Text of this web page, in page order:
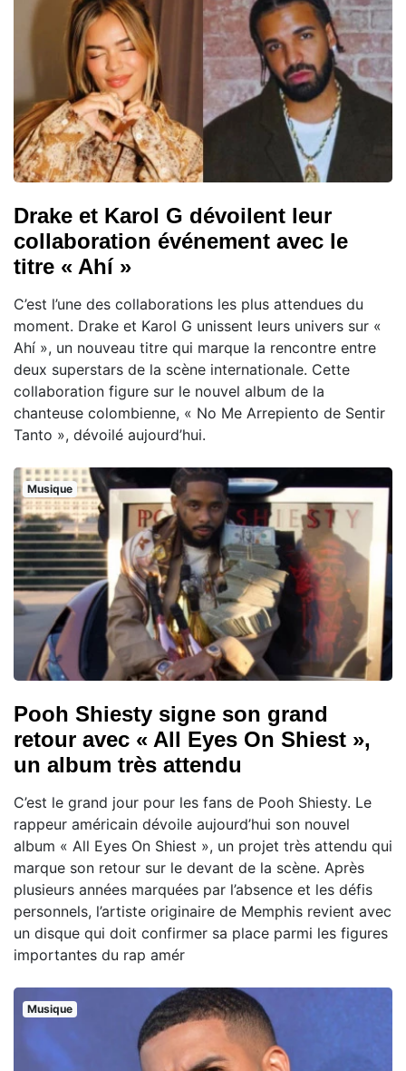
Drake et Karol G dévoilent leur
collaboration événement avec le
titre « Ahí »
C’est l’une des collaborations les plus attendues du
moment. Drake et Karol G unissent leurs univers sur «
Ahí », un nouveau titre qui marque la rencontre entre
deux superstars de la scène internationale. Cette
collaboration figure sur le nouvel album de la
chanteuse colombienne, « No Me Arrepiento de Sentir
Tanto », dévoilé aujourd’hui.
Musique
Pooh Shiesty signe son grand
retour avec « All Eyes On Shiest »,
un album très attendu
C’est le grand jour pour les fans de Pooh Shiesty. Le
rappeur américain dévoile aujourd’hui son nouvel
album « All Eyes On Shiest », un projet très attendu qui
marque son retour sur le devant de la scène. Après
plusieurs années marquées par l’absence et les défis
personnels, l’artiste originaire de Memphis revient avec
un disque qui doit confirmer sa place parmi les figures
importantes du rap amér
Musique